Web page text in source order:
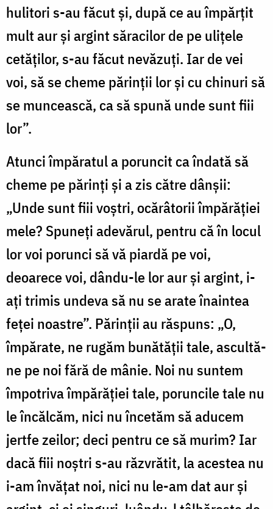
hulitori s-au făcut și, după ce au împărțit
mult aur și argint săracilor de pe ulițele
cetăților, s-au făcut nevăzuți. Iar de vei
voi, să se cheme părinții lor și cu chinuri să
se muncească, ca să spună unde sunt fiii
lor”.
Atunci împăratul a poruncit ca îndată să
cheme pe părinți și a zis către dânșii:
„Unde sunt fiii voștri, ocărâtorii împărăției
mele? Spuneți adevărul, pentru că în locul
lor voi porunci să vă piardă pe voi,
deoarece voi, dându-le lor aur și argint, i-
ați trimis undeva să nu se arate înaintea
feței noastre”. Părinții au răspuns: „O,
împărate, ne rugăm bunătății tale, ascultă-
ne pe noi fără de mânie. Noi nu suntem
împotriva împărăției tale, poruncile tale nu
le încălcăm, nici nu încetăm să aducem
jertfe zeilor; deci pentru ce să murim? Iar
dacă fiii noștri s-au răzvrătit, la acestea nu
i-am învățat noi, nici nu le-am dat aur și